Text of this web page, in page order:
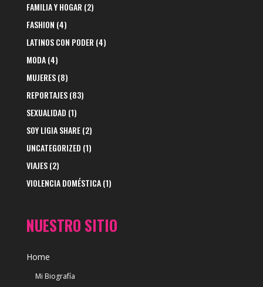
FAMILIA Y HOGAR (2)
FASHION (4)
LATINOS CON PODER (4)
MODA(4)
MUJERES(8)
REPORTAJES(83)
SEXUALIDAD (1)
SOY LIGIA SHARE(2)
UNCATEGORIZED (1)
VIAJES(2)
VIOLENCIA DOMÉSTICA(1)
NUESTRO SITIO
Home
Mi Biografía